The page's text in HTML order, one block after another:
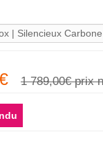
| Silencieux
1 789,00€prix